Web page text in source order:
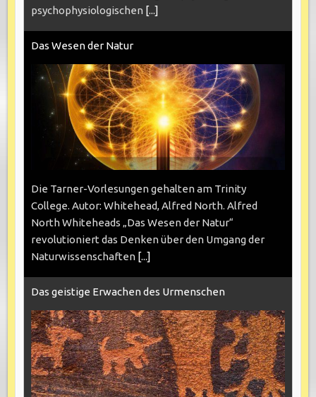
psychophysiologischen [...]
Das Wesen der Natur
Die Tarner-Vorlesungen gehalten am Trinity
College. Autor: Whitehead, Alfred North. Alfred
North Whiteheads „Das Wesen der Natur“
revolutioniert das Denken über den Umgang der
Naturwissenschaften [...]
Das geistige Erwachen des Urmenschen